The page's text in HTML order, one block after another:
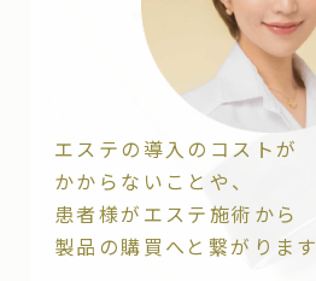
エステの導入のコストが
かからないことや、
患者様がエステ施術から
製品の購買へと繋がります